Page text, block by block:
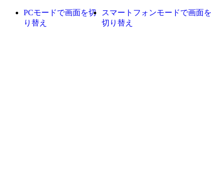
PCモードで画面を切
り替え
スマートフォンモードで画面を
切り替え